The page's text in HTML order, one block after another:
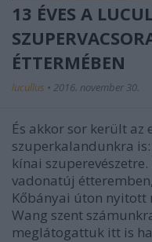
13 ÉVES A
ÉTTERMÉBEN
lucullus • 2016. november 30.
És akkor sor került az
szuperkalandunkra
kínai
vadonatúj
Kőbányai úton nyitott
Wang szent
meglátogattuk itt is